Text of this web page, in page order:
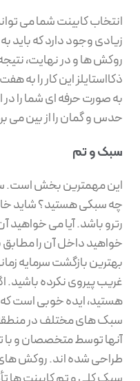
انتخاب کابینت شما می
زیادی وجود دارد که باید
روکش ها و در نهایت،
ذکااستایلز این کار را به
به صورت حرفه ای شما را در
حدس و گمان را از بین می
سبک و تم
این مهمترین بخش است.
چه سبکی هستید؟ شاید
رترو باشد. آیا می خواهید
خواهید داخل آن را مطابق
بهترین بازگشت سرمایه
غریب پیروی نکرده باشید.
هستید، ایده خوبی است که
سبک های مختلف در منطقه
آنها توسط متخصصان و
طراحی شده اند. روکش های